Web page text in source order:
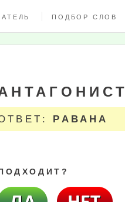
ПОДБОР СЛОВ
РАВАНА